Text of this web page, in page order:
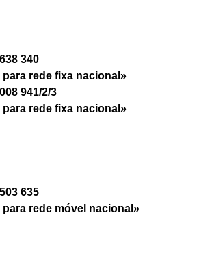
340
para rede fixa nacional»
941/2/3
para rede fixa nacional»
635
para rede móvel nacional»